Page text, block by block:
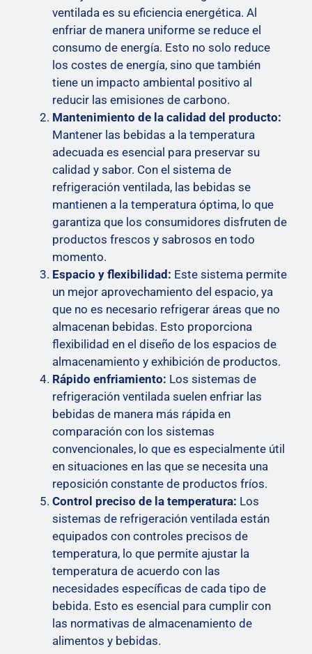
ventilada es su eficiencia energética. Al
enfriar de manera uniforme se reduce el
consumo de energía. Esto no solo reduce
los costes de energía, sino que también
tiene un impacto ambiental positivo al
reducir las emisiones de carbono.
Mantenimiento de la calidad del producto:
Mantener las bebidas a la temperatura
adecuada es esencial para preservar su
calidad y sabor. Con el sistema de
refrigeración ventilada, las bebidas se
mantienen a la temperatura óptima, lo que
garantiza que los consumidores disfruten de
productos frescos y sabrosos en todo
momento.
Espacio y flexibilidad: Este sistema permite
un mejor aprovechamiento del espacio, ya
que no es necesario refrigerar áreas que no
almacenan bebidas. Esto proporciona
flexibilidad en el diseño de los espacios de
almacenamiento y exhibición de productos.
Rápido enfriamiento: Los sistemas de
refrigeración ventilada suelen enfriar las
bebidas de manera más rápida en
comparación con los sistemas
convencionales, lo que es especialmente útil
en situaciones en las que se necesita una
reposición constante de productos fríos.
Control preciso de la temperatura: Los
sistemas de refrigeración ventilada están
equipados con controles precisos de
temperatura, lo que permite ajustar la
temperatura de acuerdo con las
necesidades específicas de cada tipo de
bebida. Esto es esencial para cumplir con
las normativas de almacenamiento de
alimentos y bebidas.